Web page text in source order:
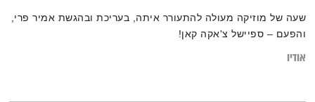
שעה של מוזיקה מעולה להתעורר איתה, בעריכת ובהגשת אמיר פרי,
והפעם – ספיישל צ'אקה קאן!
אודיו